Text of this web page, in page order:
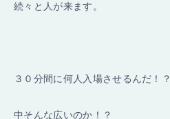
続々と人が来ます。
３０分間に何人入場させるんだ！？
中そんな広いのか！？